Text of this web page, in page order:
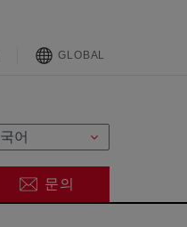
GLOBAL
문의